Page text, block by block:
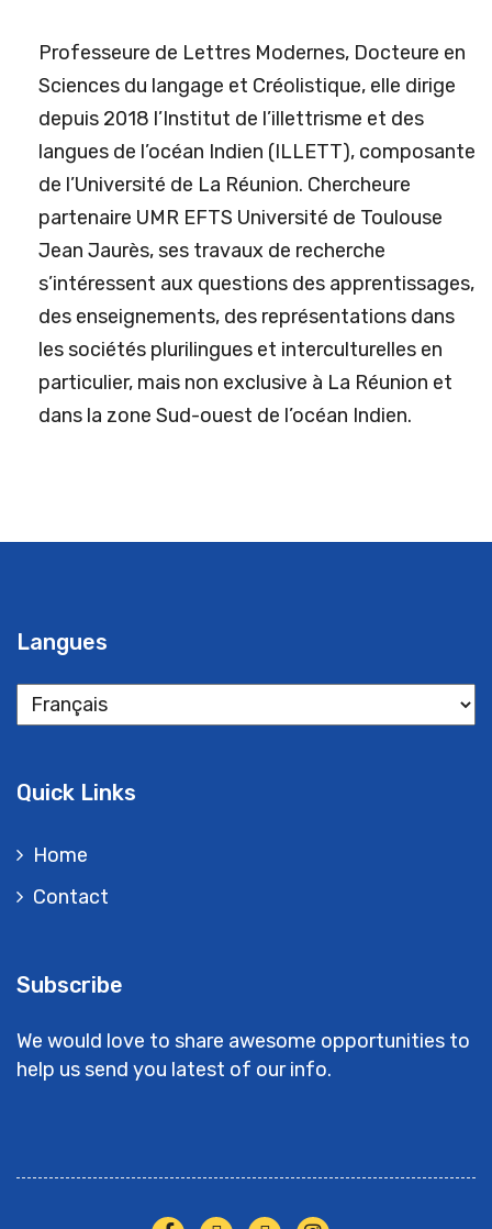
Professeure de Lettres Modernes, Docteure en
Sciences du langage et Créolistique, elle dirige
depuis 2018 l’Institut de l’illettrisme et des
langues de l’océan Indien (ILLETT), composante
de l’Université de La Réunion. Chercheure
partenaire UMR EFTS Université de Toulouse
Jean Jaurès, ses travaux de recherche
s’intéressent aux questions des apprentissages,
des enseignements, des représentations dans
les sociétés plurilingues et interculturelles en
particulier, mais non exclusive à La Réunion et
dans la zone Sud-ouest de l’océan Indien.
Langues
Langues
Quick Links
Home
Contact
Subscribe
We would love to share awesome opportunities to
help us send you latest of our info.